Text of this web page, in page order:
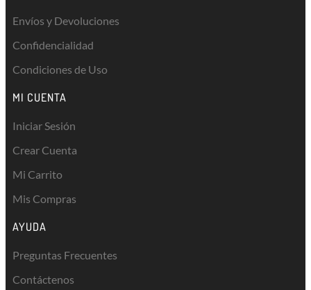
Envíos y Devoluciones
Confidencialidad
Condiciones de Uso
MI CUENTA
Iniciar Sesión
Crear Cuenta
Mi Carrito
Mis Compras
AYUDA
Preguntas Frecuentes
Contáctenos